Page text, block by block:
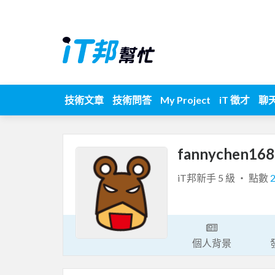
技術文章 技術問答 My Project iT 徵才 聊
iT邦新手 5 級 ‧ 點數
個人背景